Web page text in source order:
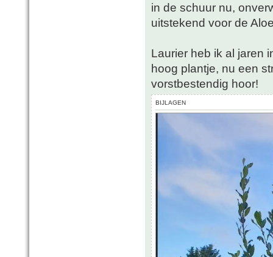
in de schuur nu,
uitstekend voor de
Laurier heb ik al jaren
hoog plantje, nu een
vorstbestendig hoor!
BIJLAGEN